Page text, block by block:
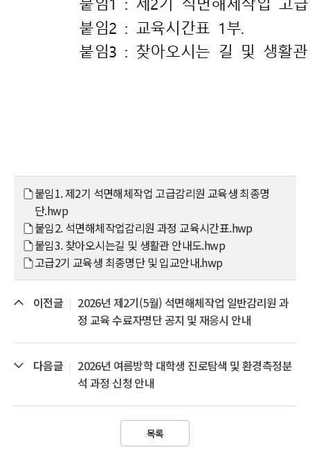
붙임1. 제2기 석면해체작업 고급감리원 교육생 최종명
단.hwp
붙임2. 석면해체작업감리원 과정 교육시간표.hwp
붙임3. 찾아오시는길 및 생활관 안내도.hwp
고급2기 교육생 최종명단 및 입교안내.hwp
이전글
2026년 제2기(5월) 석면해체작업 일반감리원 과
정 교육 수료자명단 공지 및 재응시 안내
다음글
2026년 여름방학 대학생 진로탐색 및 환경측정분
석 과정 신청 안내
목록